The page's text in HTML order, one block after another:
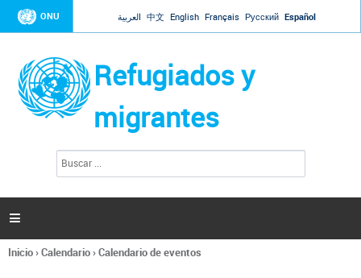
Jump to navigation
ONU العربية 中文 English Français Русский Español
Refugiados y
migrantes
l
s

Se
Inicio›Calendario›Calendario de eventos